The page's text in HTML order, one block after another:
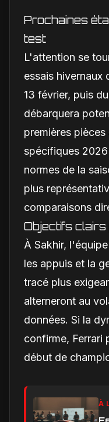
Prochaines
test
L'attention se
essais hivernaux
13 février, puis
débarquera
premières
spécifiques
normes de la
plus
comparaisons
Objectifs
À Sakhir,
les appuis et la
tracé plus
alterneront au
données. Si la
confirme, Ferrari
début de
À